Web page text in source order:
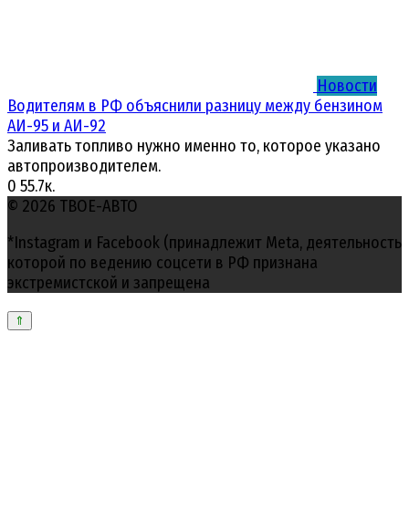
Новости
Водителям в РФ объяснили разницу между бензином
АИ-95 и АИ-92
Заливать топливо нужно именно то, которое указано
автопроизводителем.
0 55.7к.
© 2026 ТВОЕ-АВТО
*Instagram и Facebook (принадлежит Meta, деятельность
которой по ведению соцсети в РФ признана
экстремистской и запрещена